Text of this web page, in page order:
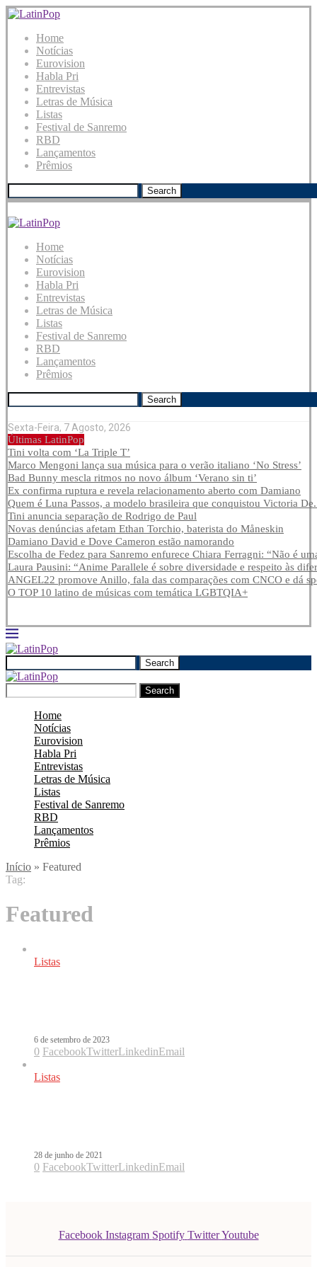
Home
Notícias
Eurovision
Habla Pri
Entrevistas
Letras de Música
Listas
Festival de Sanremo
RBD
Lançamentos
Prêmios
Search
Home
Notícias
Eurovision
Habla Pri
Entrevistas
Letras de Música
Listas
Festival de Sanremo
RBD
Lançamentos
Prêmios
Search
Sexta-Feira, 7 Agosto, 2026
Últimas LatinPop
Tini volta com ‘La Triple T’
Marco Mengoni lança sua música para o verão italiano ‘No Stress’
Bad Bunny mescla ritmos no novo álbum ‘Verano sin ti’
Ex confirma ruptura e revela relacionamento aberto com Damiano
Quem é Luna Passos, a modelo brasileira que conquistou Victoria
Tini anuncia separação de Rodrigo de Paul
Novas denúncias afetam Ethan Torchio, baterista do Måneskin
Damiano David e Dove Cameron estão namorando
Escolha de Fedez para Sanremo enfurece Chiara Ferragni: “Não é
Laura Pausini: “Anime Parallele é sobre diversidade e respeito às
ANGEL22 promove Anillo, fala das comparações com CNCO e dá
O TOP 10 latino de músicas com temática LGBTQIA+
Search
Search
Home
Notícias
Eurovision
Habla Pri
Entrevistas
Letras de Música
Listas
Festival de Sanremo
RBD
Lançamentos
Prêmios
Início » Featured
Tag:
Featured
Listas
6 de setembro de 2023
0 FacebookTwitterLinkedinEmail
Listas
28 de junho de 2021
0 FacebookTwitterLinkedinEmail
Facebook Instagram Spotify Twitter Youtube